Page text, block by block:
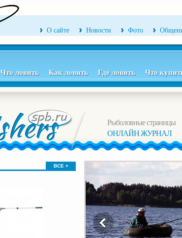
О сайте Новости Фото
Что ловить Как ловить Где ловить Что
Рыболовные страницы
ОНЛАЙН ЖУРНАЛ
ВСЕ +